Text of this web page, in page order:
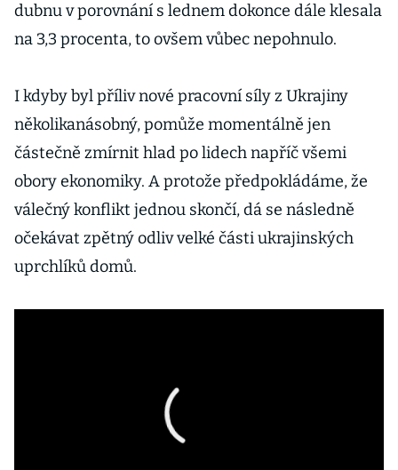
dub­nu v porovnání s lednem dokonce dále klesala
na 3,3 procenta, to ovšem vůbec nepohnulo.
I kdyby byl příliv nové pracov­ní síly z Ukrajiny
několikanásobný, pomů­že momentálně jen
částečně zmírnit hlad po lidech napříč všemi
obory ekonomiky. A protože předpokládáme, že
válečný kon­flikt jednou skončí, dá se následně
očekávat zpětný odliv velké části ukrajinských
uprch­líků domů.